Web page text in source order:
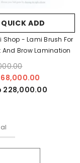
QUICK ADD
Shop - Lami Brush For
And Brow Lamination
68,000.00
228,000.00